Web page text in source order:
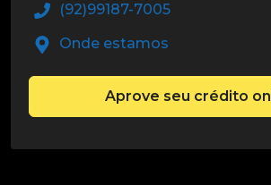
(92)99187-7005
Onde estamos
Aprove seu crédito